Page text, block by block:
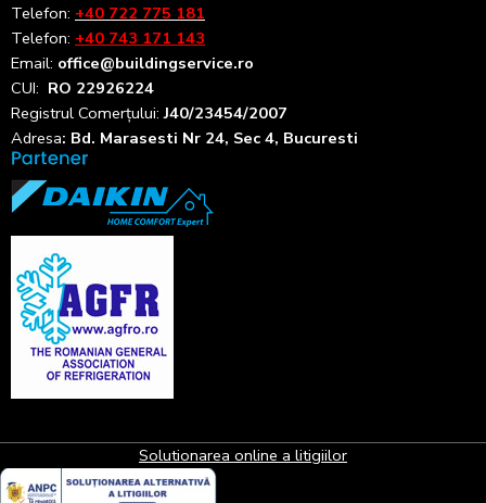
Telefon: +40 722 775 181
Telefon: +40 743 171 143
Email: office@buildingservice.ro
CUI: RO 22926224
Registrul Comerțului:J40/23454/2007
Adresa: Bd. Marasesti Nr 24, Sec 4, Bucuresti
Solutionarea online a litigiilor